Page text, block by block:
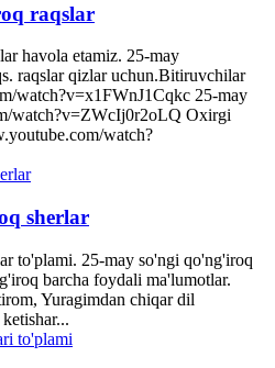
raqslar
havola etamiz. 25-may
raqslar qizlar uchun.Bitiruvchilar
watch?v=x1FWnJ1Cqkc 25-may
watch?v=ZWcIj0r2oLQ Oxirgi
watch?
sherlar
to'plami. 25-may so'ngi qo'ng'iroq
barcha foydali ma'lumotlar.
Yuragimdan chiqar dil